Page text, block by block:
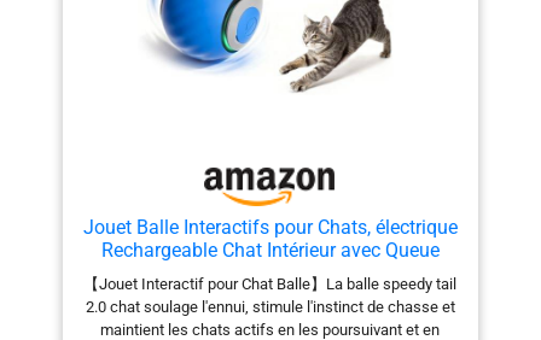
Jouet Balle Interactifs pour Chats, électrique
Rechargeable Chat Intérieur avec Queue
Duveteuse, Speedy Tail 2.0 Chat Ballon
Roulante Automatique pour Chats Balle
d'enrichissement -Bleu
【Jouet Interactif pour Chat Balle】La balle speedy tail
2.0 chat soulage l'ennui, stimule l'instinct de chasse et
maintient les chats actifs en les poursuivant et en